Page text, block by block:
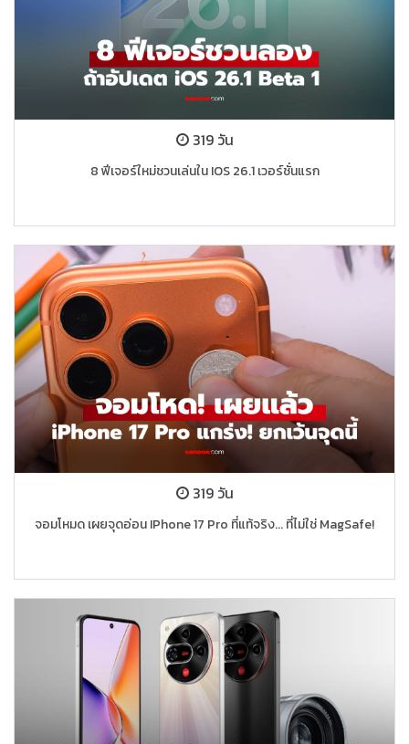
319 วัน
8 ฟีเจอร์ใหม่ชวนเล่นใน IOS 26.1 เวอร์ชั่นแรก
319 วัน
จอมโหมด เผยจุดอ่อน IPhone 17 Pro ที่แท้จริง... ที่ไม่ใช่ MagSafe!